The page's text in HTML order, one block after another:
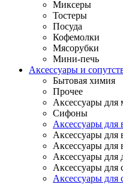
Миксеры
Тостеры
Посуда
Кофемолки
Мясорубки
Мини-печь
Аксессуары и
Бытовая химия
Прочее
Аксессуары для
Сифоны
Аксессуары для
Аксессуары для
Аксессуары
Аксессуары
Аксессуары для
Аксессуары